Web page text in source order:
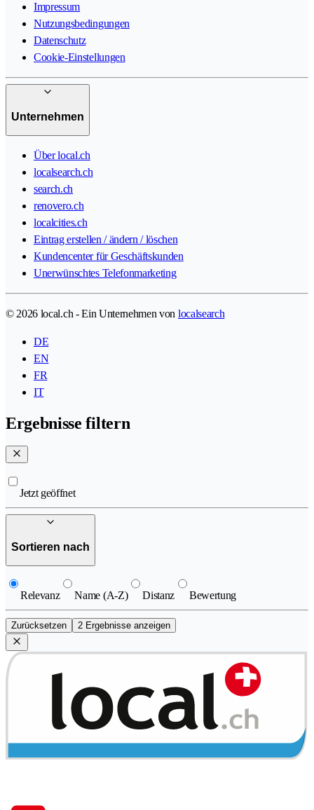
Impressum
Nutzungsbedingungen
Datenschutz
Cookie-Einstellungen
Unternehmen
Über local.ch
localsearch.ch
search.ch
renovero.ch
localcities.ch
Eintrag erstellen / ändern / löschen
Kundencenter für Geschäftskunden
Unerwünschtes Telefonmarketing
© 2026 local.ch - Ein Unternehmen von localsearch
DE
EN
FR
IT
Ergebnisse filtern
Jetzt geöffnet
Sortieren nach
Relevanz Name (A-Z) Distanz Bewertung
Zurücksetzen 2 Ergebnisse anzeigen